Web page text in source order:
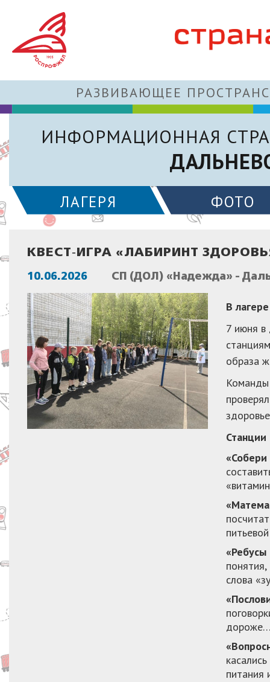
РАЗВИВАЮЩЕЕ
ИНФОРМАЦИОННАЯ
ЛАГЕРЯ ФОТО
КВЕСТ‑ИГРА «ЛАБИРИНТ
10.06.2026 СП (ДОЛ) «Надежда» -
В
7 июня в
образа
Команды
Станции
«Собери
«Ребусы
слова
питания